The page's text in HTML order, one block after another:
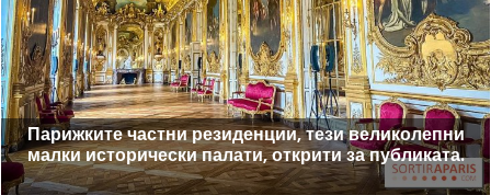
Парижките частни резиденции, тези великолепни
малки исторически палати, открити за публиката.